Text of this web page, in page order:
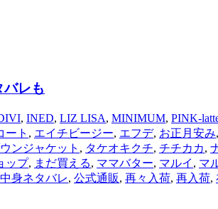
レも
, INED, LIZ LISA, MINIMUM, PINK-
ート , エイチビージー, エフデ, お正月安み,
ンジャケット , タケオキクチ, チチカカ,
ップ, まだ買える, ママバター, マルイ , マ
中身ネタバレ, 公式通販, 再々入荷, 再入荷,